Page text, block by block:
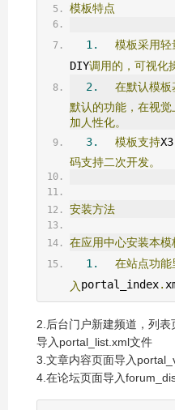
模板特点
1.
模板采用轻
DIY调用的，可视化
2.
在默认模板
默认的功能，在视
加人性化。
3. 模板支持X3
码支持二次开发。
安装方法
在应用中心安装本模
1.
在站点功能
入 portal_index.
2.后台门户新建频道，列
导入portal_list.xml文件
3.文章内容页面导入
4.在论坛页面导入